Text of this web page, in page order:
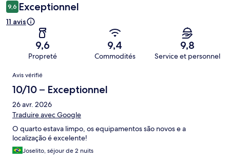
9,6 Exceptionnel
11 avis
9,6
Propreté
9,4
Commodités
9,8
Service et personnel
Avis
Avis vérifié
10/10 – Exceptionnel
26 avr. 2026
Traduire avec Google
O quarto estava limpo, os equipamentos são novos e a
localização é excelente!
Joselito, séjour de 2 nuits